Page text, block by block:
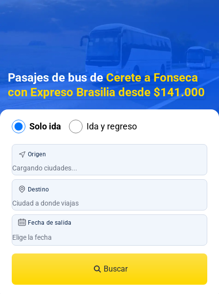
Pasajes de bus deCerete a Fonseca
con Expreso Brasilia desde $141.000
Solo ida Ida y regreso
Origen
Destino
Fecha de salida
Buscar